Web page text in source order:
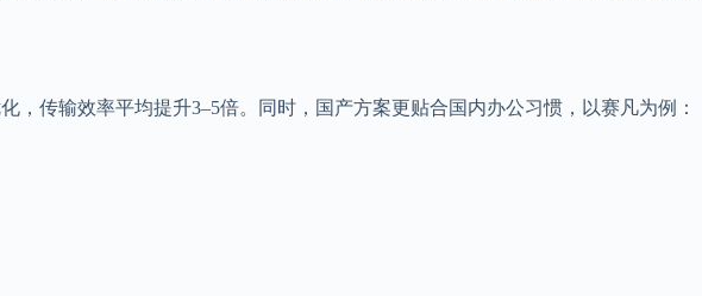
传输效率平均提升3–5倍。同时，国产方案更贴合国内办公习惯，以赛凡为例：